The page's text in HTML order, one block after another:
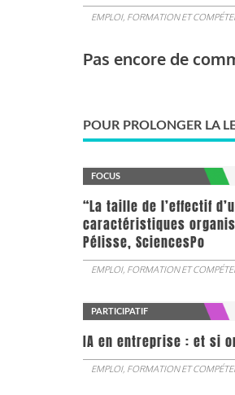
EMPLOI, FORMATION ET
Pas encore de
POUR PROLONGER LA
FOCUS
“La taille de l’effectif
caractéristiques
Pélisse, SciencesPo
EMPLOI, FORMATION ET
PARTICIPATIF
IA en entreprise : et si
EMPLOI, FORMATION ET